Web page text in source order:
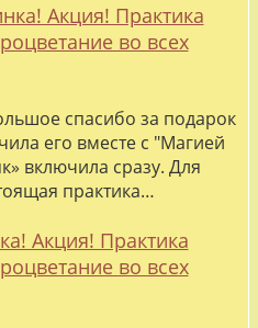
Акция! Практика
во всех
спасибо за подарок
его вместе с "Магией
включила сразу. Для
практика…
Акция! Практика
во всех